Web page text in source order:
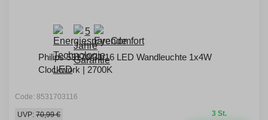
Philips 53170/31/16 LED Wandleuchte 1x4W
Clockwork | 2700K
Code: 8531703116
3 St.
UVP: 70,99 €